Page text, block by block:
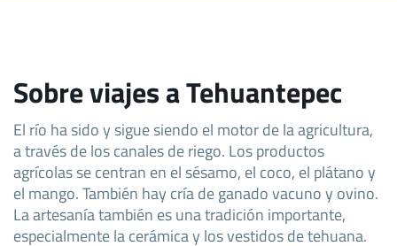
Sobre viajes a Tehuantepec
El río ha sido y sigue siendo el motor de la agricultura,
a través de los canales de riego. Los productos
agrícolas se centran en el sésamo, el coco, el plátano y
el mango. También hay cría de ganado vacuno y ovino.
La artesanía también es una tradición importante,
especialmente la cerámica y los vestidos de tehuana.